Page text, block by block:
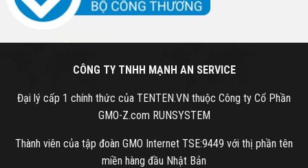
CÔNG TY TNHH MẠNH AN SERVICE
Đại lý cấp 1 chính thức của TENTEN.VN thuộc Công ty Cổ Phần
GMO-Z.com RUNSYSTEM
Thành viên của tập đoàn GMO Internet TSE:9449 với thị phần tên
miền hàng đầu Nhật Bản